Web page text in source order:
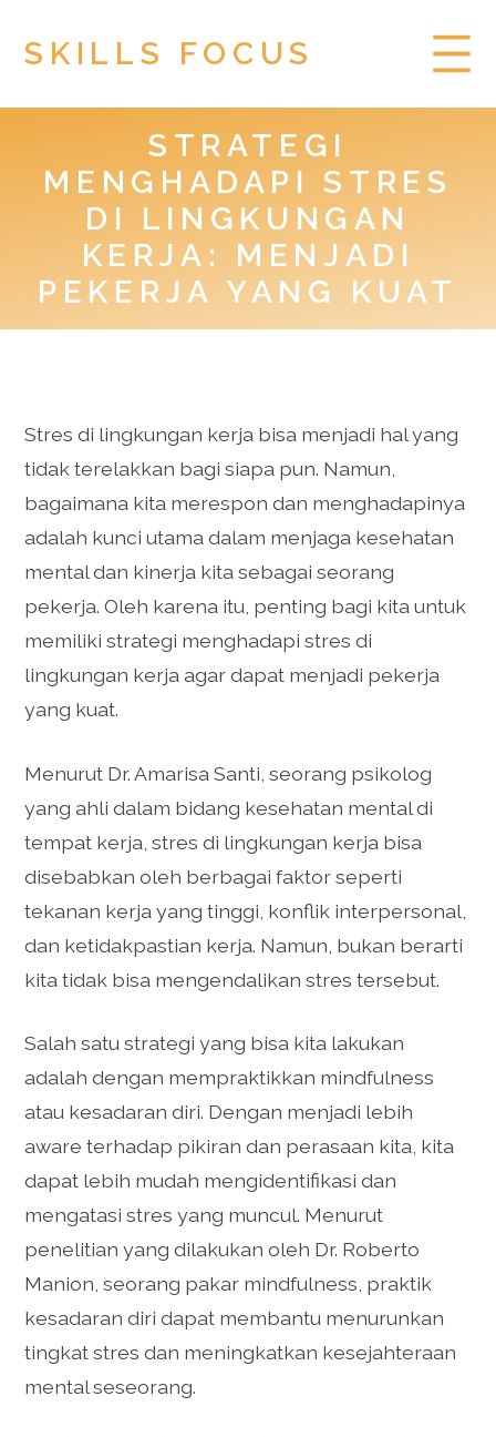
SKILLS FOCUS
PRIVACY POLICY
TOGEL HONGKONG
STRATEGI
MENGHADAPI STRES
DI LINGKUNGAN
KERJA: MENJADI
PEKERJA YANG KUAT
Stres di lingkungan kerja bisa menjadi hal yang
tidak terelakkan bagi siapa pun. Namun,
bagaimana kita merespon dan menghadapinya
adalah kunci utama dalam menjaga kesehatan
mental dan kinerja kita sebagai seorang
pekerja. Oleh karena itu, penting bagi kita untuk
memiliki strategi menghadapi stres di
lingkungan kerja agar dapat menjadi pekerja
yang kuat.
Menurut Dr. Amarisa Santi, seorang psikolog
yang ahli dalam bidang kesehatan mental di
tempat kerja, stres di lingkungan kerja bisa
disebabkan oleh berbagai faktor seperti
tekanan kerja yang tinggi, konflik interpersonal,
dan ketidakpastian kerja. Namun, bukan berarti
kita tidak bisa mengendalikan stres tersebut.
Salah satu strategi yang bisa kita lakukan
adalah dengan mempraktikkan mindfulness
atau kesadaran diri. Dengan menjadi lebih
aware terhadap pikiran dan perasaan kita, kita
dapat lebih mudah mengidentifikasi dan
mengatasi stres yang muncul. Menurut
penelitian yang dilakukan oleh Dr. Roberto
Manion, seorang pakar mindfulness, praktik
kesadaran diri dapat membantu menurunkan
tingkat stres dan meningkatkan kesejahteraan
mental seseorang.